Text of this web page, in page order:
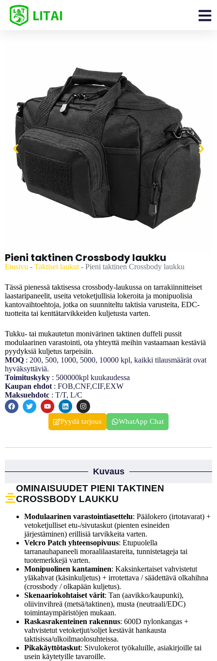
Pieni taktinen Crossbody laukku
Etusivu - Taktiset laukut - Pieni taktinen Crossbody laukku
Tässä pienessä taktisessa crossbody-laukussa on tarrakiinnitteiset
laastaripaneelit, useita vetoketjullisia lokeroita ja monipuolisia
kantovaihtoehtoja, jotka on suunniteltu taktisia varusteita, EDC-
tuotteita tai kenttätarvikkeiden kuljetusta varten.
Tukku- tai mukautetun monivärinen taktinen duffeli pussit
modulaarinen varastointi, ota yhteyttä meihin vastaamaan kestäviä
pyydyksiä kuljetus tarpeisiin.
MOQ : 200, 500, 1000, 5000, 10000 kpl, kaikki tilausmäärät ovat
hyväksyttäviä.
Toimituskyky : 500000kpl kuukaudessa
Kaupan ehdot : FOB,CNF,CIF,EXW
Maksuehdotc : T/T, L/C
Pyydä tarjous WhatApp Chat
Kuvaus
OMINAISUUDET PIENI TAKTINEN
CROSSBODY LAUKKU
Modulaarinen varastointiasettelu: Päälokero (irtotavarat) +
vetoketjulliset etu-/sivutaskut (pienten esineiden
järjestäminen) erillisiä tarvikkeita varten.
Velcro Patch yhteensopivuus: Etupuolella
tarranauhapaneeli moraalilaastareita, tunnistetageja tai
tuotemerkkejä varten.
Monipuolinen kantaminen: Kaksinkertaiset vahvistetut
yläkahvat (käsinkuljetus) + irrotettava / säädettävä olkahihna
(crossbody / olkapään kuljetus).
Skenaariokohtaiset värit: Tan (aavikko/kaupunki),
oliivinvihreä (metsä/taktinen), musta (neutraali/EDC)
toimintaympäristöjen mukaan.
Raskasrakenteinen rakennus: 600D nylonkangas +
vahvistetut vetoketjut/soljet kestävät hankausta
taktisissa/ulkoilmaolosuhteissa.
Pikakäyttötaskut: Sivulokerot työkaluille, asiakirjoille tai
usein käytetyille tavaroille.